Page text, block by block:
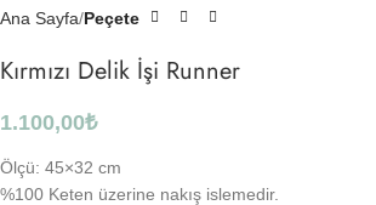
Ana Sayfa Peçete
Kırmızı Delik İşi Runner
1.100,00₺
Ölçü: 45×32 cm
%100 Keten üzerine nakış islemedir.